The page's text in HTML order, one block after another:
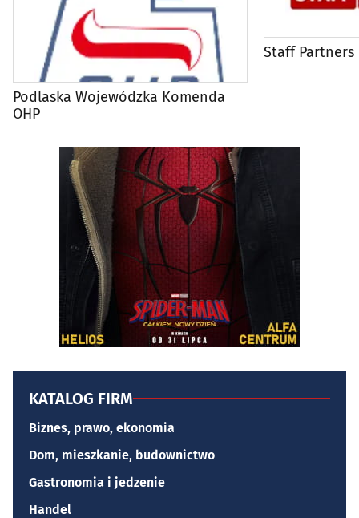
Podlaska Wojewódzka Komenda
OHP
Staff Partners
KATALOG FIRM
Biznes, prawo, ekonomia
Dom, mieszkanie, budownictwo
Gastronomia i jedzenie
Handel